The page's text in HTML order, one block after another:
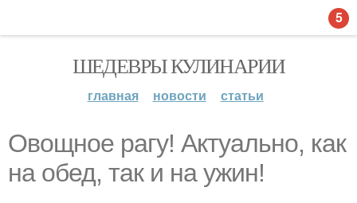
ШЕДЕВРЫ КУЛИНАРИИ
главная новости статьи
Овощное рагу! Актуально, как
на обед, так и на ужин!
5